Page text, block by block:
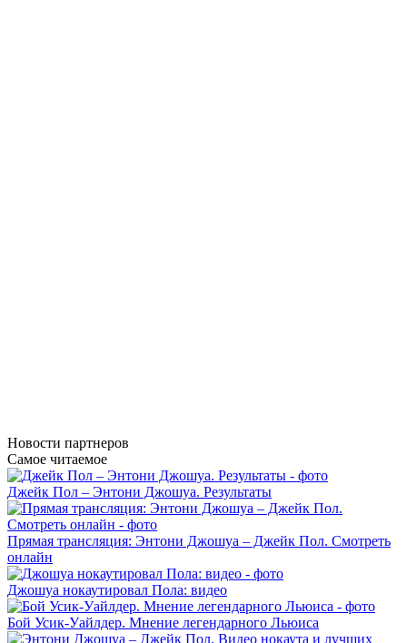
Новости партнеров
Самое читаемое
Джейк Пол – Энтони Джошуа. Результаты
Прямая трансляция: Энтони Джошуа – Джейк Пол. Смотреть
онлайн
Джошуа нокаутировал Пола: видео
Бой Усик-Уайлдер. Мнение легендарного Льюиса